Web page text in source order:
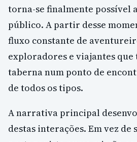
torna-se finalmente possível
público. A partir desse
fluxo constante de
exploradores e viajantes
taberna num ponto de
de todos os tipos.
A narrativa principal
destas interações. Em vez de